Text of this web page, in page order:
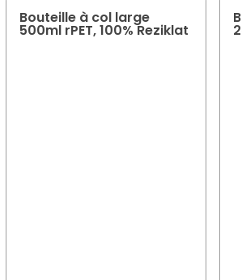
Bouteille à col large
500ml rPET, 100% Reziklat